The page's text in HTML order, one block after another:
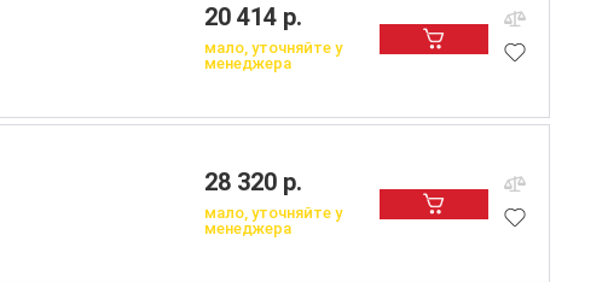
20 414 р.
мало, уточняйте у
менеджера
28 320 р.
мало, уточняйте у
менеджера